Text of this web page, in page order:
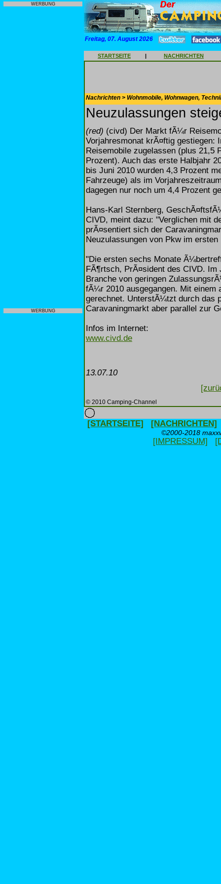
WERBUNG
WERBUNG
Freitag, 07. August 2026
STARTSEITE | NACHRICHTEN
Nachrichten > Wohnmobile, Wohnwagen,
Neuzulassungen
(red) (civd) Der Markt fÃ¼r
Vorjahresmonat krÃ¤ftig gestiegen:
Reisemobile zugelassen (plus 21,5
Prozent). Auch das erste Halbjahr
bis Juni 2010 wurden 4,3 Prozent
Fahrzeuge) als im
dagegen nur noch um 4,4 Prozent
Hans-Karl Sternberg,
CIVD, meint dazu: "Verglichen mit
prÃ¤sentiert sich der
Neuzulassungen von Pkw im
"Die ersten sechs Monate
FÃ¶rtsch, PrÃ¤sident des CIVD.
Branche von geringen
fÃ¼r 2010 ausgegangen. Mit einem
gerechnet. UnterstÃ¼tzt durch das
Caravaningmarkt aber parallel zur
Infos im Internet:
www.civd.de
13.07.10
© 2010 Camping-Channel
[STARTSEITE] [NACHRICHTEN]
©2000-2018
[IMPRESSUM]